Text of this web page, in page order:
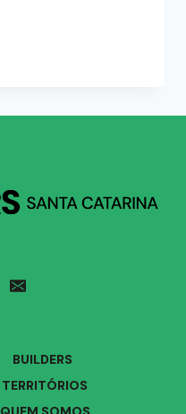
BUILDERS
TERRITÓRIOS